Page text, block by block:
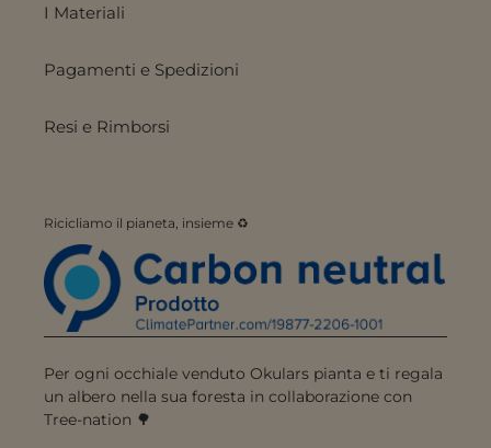
I Materiali
Pagamenti e Spedizioni
Resi e Rimborsi
Ricicliamo il pianeta, insieme ♻️
Per ogni occhiale venduto Okulars pianta e ti regala
un albero nella sua foresta in collaborazione con
Tree-nation 🌳